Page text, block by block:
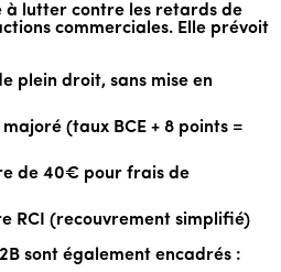
à lutter contre les retards de
commerciales. Elle prévoit
plein droit, sans mise en
(taux BCE + 8 points =
de 40€ pour frais de
RCI (recouvrement simplifié)
sont également encadrés :